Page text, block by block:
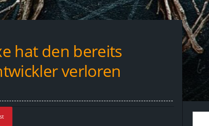
hat den bereits
verloren